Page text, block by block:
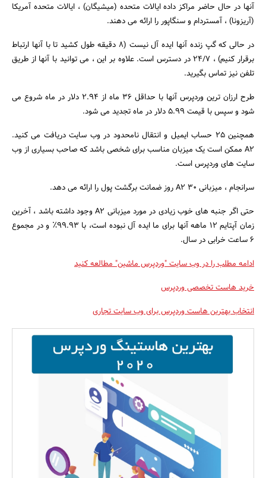
آنها در حال حاضر مراکز داده ایالات متحده (میشیگان) ، ایالات متحده آمریکا
(آریزونا) ، آمستردام و سنگاپور را ارائه می دهند.
در حالی که گپ زنده آنها ایده آل نیست (8 دقیقه طول کشید تا با آنها ارتباط
برقرار کنیم) ، 24/7 در دسترس است. علاوه بر این ، می توانید با آنها از طریق
تلفن نیز تماس بگیرید.
طرح ارزان ترین وردپرس آنها با حداقل 36 ماه از 2.94 دلار در ماه شروع می
شود و سپس با قیمت 5.99 دلار در ماه تجدید می شود.
همچنین 25 حساب ایمیل و انتقال نامحدود در وب سایت دریافت می کنید.
A2 ممکن است یک میزبان مناسب برای شخصی باشد که صاحب بسیاری از وب
سایت های وردپرس است.
سرانجام ، میزبانی A2 30 روز ضمانت برگشت پول را ارائه می دهد.
حتی اگر جنبه های خوب زیادی در مورد میزبانی A2 وجود داشته باشد ، آخرین
زمان آپتایم 12 ماهه آنها برای ما ایده آل نبوده است، با 99.93٪ و در مجموع
6 ساعت خرابی در سال.
ادامه مطلب را در وب سایت "وردپرس ماشین" مطالعه کنید
خرید هاست تخصصی وردپرس
انتخاب بهترین هاست وردپرس برای وب سایت تجاری